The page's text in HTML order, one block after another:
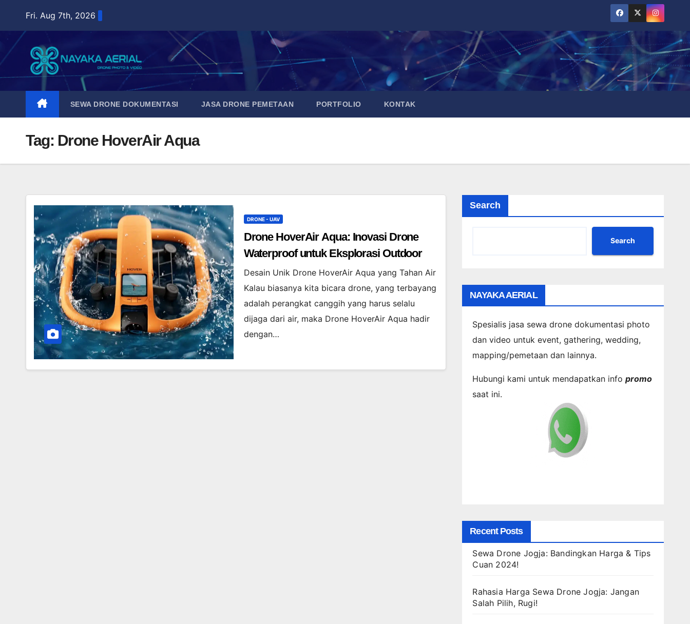
content
Fri. Aug 7th, 2026
SEWA DRONE DOKUMENTASI JASA DRONE PEMETAAN PORTFOLIO KONTAK
Tag: Drone HoverAir Aqua
DRONE - UAV
Drone HoverAir Aqua: Inovasi Drone
Waterproof untuk Eksplorasi Outdoor
Desain Unik Drone HoverAir Aqua yang Tahan Air
Kalau biasanya kita bicara drone, yang terbayang
adalah perangkat canggih yang harus selalu
dijaga dari air, maka Drone HoverAir Aqua hadir
dengan…
Search
Search
NAYAKA AERIAL
Spesialis jasa sewa drone dokumentasi photo
dan video untuk event, gathering, wedding,
mapping/pemetaan dan lainnya.
Hubungi kami untuk mendapatkan infopromo
saat ini.
Recent Posts
Sewa Drone Jogja: Bandingkan Harga & Tips
Cuan 2024!
Rahasia Harga Sewa Drone Jogja: Jangan
Salah Pilih, Rugi!